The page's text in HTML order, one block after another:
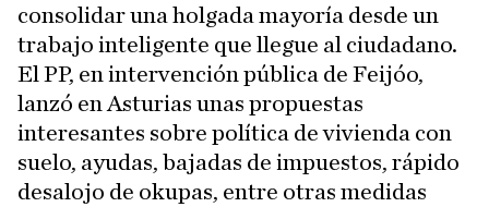
consolidar una holgada mayoría desde un
trabajo inteligente que llegue al ciudadano.
El PP, en intervención pública de Feijóo,
lanzó en Asturias unas propuestas
interesantes sobre política de vivienda con
suelo, ayudas, bajadas de impuestos, rápido
desalojo de okupas, entre otras medidas